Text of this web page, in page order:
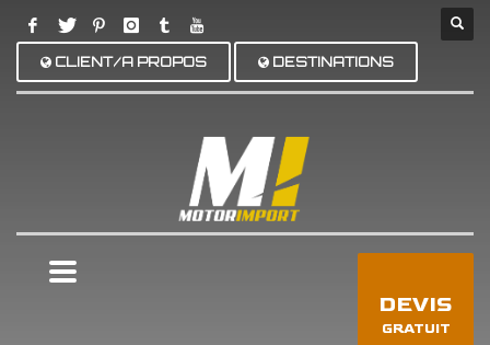
CLIENT/A PROPOS DESTINATIONS
DEVIS
GRATUIT